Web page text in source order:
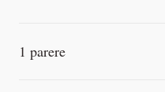
1 parere